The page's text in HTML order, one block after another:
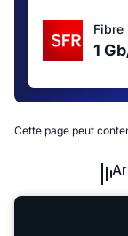
Fibre
1
Cette page peut